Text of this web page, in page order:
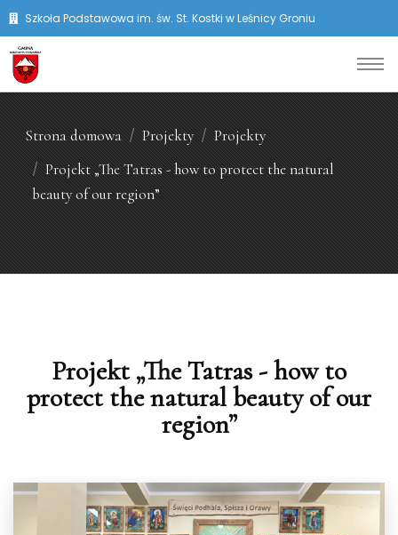
Szkoła Podstawowa im. św. St. Kostki w Leśnicy Groniu
Strona domowa Projekty
Projekty
Projekt „The Tatras - how to protect the natural
beauty of our region”
Projekt „The Tatras - how to
protect the natural beauty of our
region”